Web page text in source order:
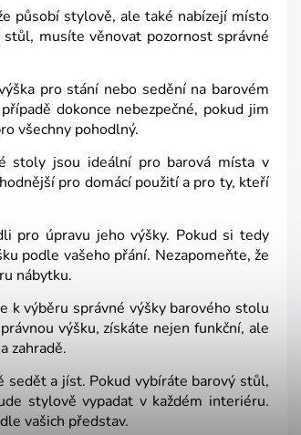
působí stylově, ale také nabízejí místo
musíte věnovat pozornost správné
pro stání nebo sedění na barovém
dokonce nebezpečné, pokud jim
všechny pohodlný.
stoly jsou ideální pro barová místa v
pro domácí použití a pro ty, kteří
pro úpravu jeho výšky. Pokud si tedy
podle vašeho přání. Nezapomeňte, že
nábytku.
k výběru správné výšky barového stolu
výšku, získáte nejen funkční, ale
zahradě.
a jíst. Pokud vybíráte barový stůl,
stylově vypadat v každém interiéru.
vašich představ.